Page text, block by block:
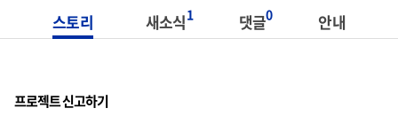
스토리 새소식1 댓글0 안내
프로젝트 신고하기